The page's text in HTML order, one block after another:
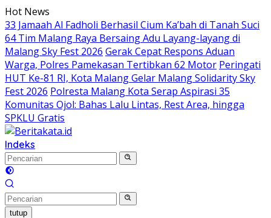
Langsung
ke
konten
Hot News
33 Jamaah Al Fadholi Berhasil Cium Ka’bah di Tanah Suci
64 Tim Malang Raya Bersaing Adu Layang-layang di
Malang Sky Fest 2026 Gerak Cepat Respons Aduan
Warga, Polres Pamekasan Tertibkan 62 Motor Peringati
HUT Ke-81 RI, Kota Malang Gelar Malang Solidarity Sky
Fest 2026 Polresta Malang Kota Serap Aspirasi 35
Komunitas Ojol: Bahas Lalu Lintas, Rest Area, hingga
SPKLU Gratis
Indeks
tutup